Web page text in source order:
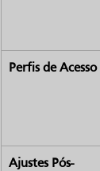
Perfis de Acesso
Ajustes Pós-